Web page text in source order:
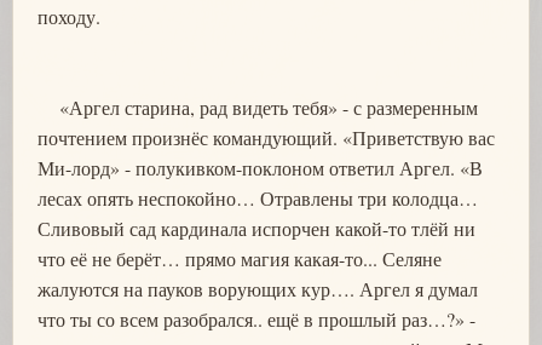
походу.
«Аргел старина, рад видеть тебя» - с размеренным
почтением произнёс командующий. «Приветствую вас
Ми-лорд» - полукивком-поклоном ответил Аргел. «В
лесах опять неспокойно… Отравлены три колодца…
Сливовый сад кардинала испорчен какой-то тлёй ни
что её не берёт… прямо магия какая-то... Селяне
жалуются на пауков ворующих кур…. Аргел я думал
что ты со всем разобрался.. ещё в прошлый раз…?» -